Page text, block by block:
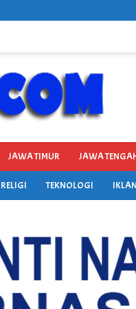
JAWA TIMUR JAWA
RELIGI TEKNOLOGI